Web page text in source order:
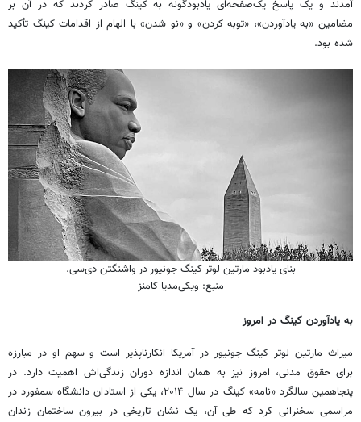
آمدند و یک پاسخ یک‌صفحه‌ای یادبودگونه به کینگ صادر کردند که در آن بر
مضامین «به‌ یادآوردن»، «توبه کردن» و «نو شدن» با الهام از اقدامات کینگ تأکید
شده بود.
بنای یادبود مارتین لوتر کینگ جونیور در واشنگتن دی‌سی.
منبع: ویکی‌مدیا کامنز
به‌ یادآوردن کینگ در امروز
میراث مارتین لوتر کینگ جونیور در آمریکا انکارناپذیر است و سهم او در مبارزه
برای حقوق مدنی، امروز نیز به همان اندازه دوران زندگی‌اش اهمیت دارد. در
پنجاهمین سالگرد «نامه» کینگ در سال ۲۰۱۴، یکی از استادان دانشگاه سمفورد در
مراسمی سخنرانی کرد که طی آن، یک نشان تاریخی در بیرون ساختمان زندان